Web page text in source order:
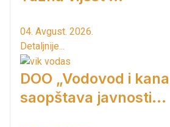
04. Avgust. 2026.
Detaljnije...
DOO „Vodovod i
saopštava javnosti...